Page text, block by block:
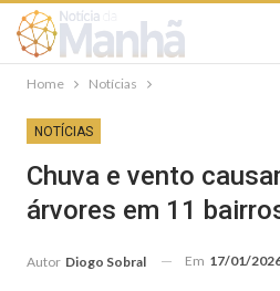
Home Notícias
NOTÍCIAS
Chuva e vento
árvores em 11
Autor Diogo Sobral Em 17/01/